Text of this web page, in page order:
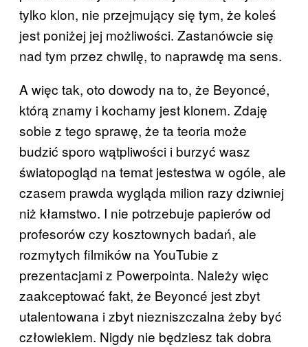
tylko klon, nie przejmujący się tym, że koleś
jest poniżej jej możliwości. Zastanówcie się
nad tym przez chwilę, to naprawdę ma sens.
A więc tak, oto dowody na to, że Beyoncé,
którą znamy i kochamy jest klonem. Zdaję
sobie z tego sprawę, że ta teoria może
budzić sporo wątpliwości i burzyć wasz
światopogląd na temat jestestwa w ogóle, ale
czasem prawda wygląda milion razy dziwniej
niż kłamstwo. I nie potrzebuje papierów od
profesorów czy kosztownych badań, ale
rozmytych filmików na YouTubie z
prezentacjami z Powerpointa. Należy więc
zaakceptować fakt, że Beyoncé jest zbyt
utalentowana i zbyt niezniszczalna żeby być
człowiekiem. Nigdy nie będziesz tak dobra